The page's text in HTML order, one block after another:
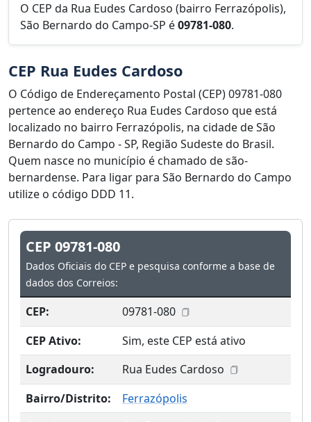
O CEP da Rua Eudes Cardoso (bairro Ferrazópolis),
São Bernardo do Campo-SP é09781-080.
CEP Rua Eudes Cardoso
O Código de Endereçamento Postal (CEP) 09781-080
pertence ao endereço Rua Eudes Cardoso que está
localizado no bairro Ferrazópolis, na cidade de São
Bernardo do Campo - SP, Região Sudeste do Brasil.
Quem nasce no município é chamado de são-
bernardense. Para ligar para São Bernardo do Campo
utilize o código DDD 11.
CEP 09781-080
Dados Oficiais do CEP e pesquisa conforme a base de
dados dos Correios:
CEP:
09781-080
CEP Ativo:
Sim, este CEP está ativo
Logradouro:
Rua Eudes Cardoso
Bairro/Distrito:
Ferrazópolis